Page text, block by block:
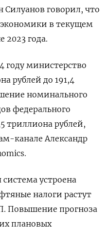
говорил, что
в текущем
2023 года.
году министерство
рублей до 191,4
номинального
федерального
триллиона рублей,
канале Александр
устроена
налоги растут
Повышение прогноза
плановых